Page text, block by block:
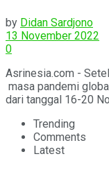
by Didan Sardjono
13 November 2022
0
Asrinesia.com -
masa pandemi
dari tanggal 16-20
Trending
Comments
Latest